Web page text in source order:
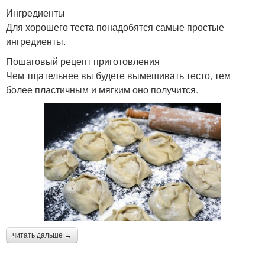
Ингредиенты
Для хорошего теста понадобятся самые простые
ингредиенты.
Пошаговый рецепт приготовления
Чем тщательнее вы будете вымешивать тесто, тем
более пластичным и мягким оно получится.
читать дальше →